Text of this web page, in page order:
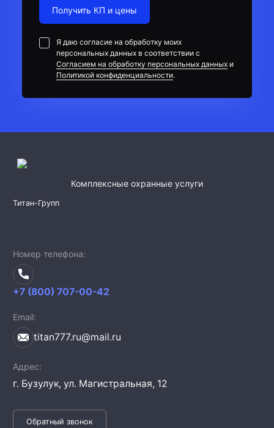
Получить КП и цены
Я даю согласие на обработку моих
персональных данных в соответствии с
Согласием на обработку персональных данныхи
Политикой конфиденциальности.
Комплексные охранные услуги
Титан-Групп
Номер телефона
+7 (800) 707-00-42
Email
titan777.ru@mail.ru
Адрес
г. Бузулук, ул. Магистральная, 12
Обратный звонок